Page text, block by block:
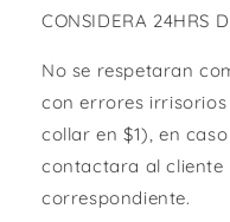
CONSIDERA 24HRS
No se respetaran
con errores
collar en $1), en
contactara al cliente
correspondiente.